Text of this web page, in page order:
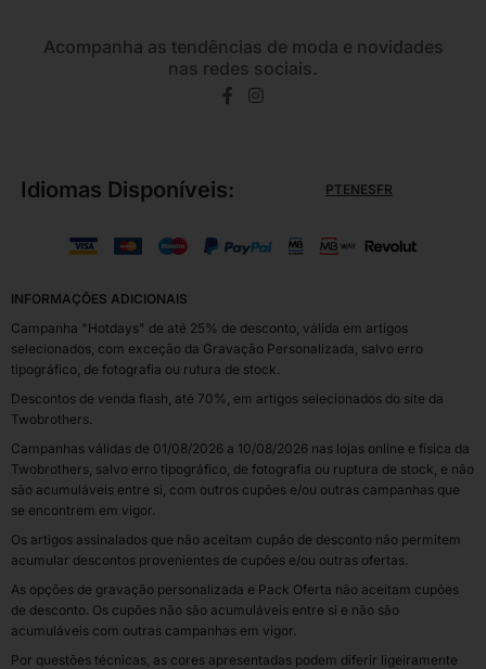
Acompanha as tendências de moda e novidades
nas redes sociais.
Idiomas Disponíveis: PTENESFR
INFORMAÇÕES ADICIONAIS
Campanha "Hotdays" de até 25% de desconto, válida em artigos
selecionados, com exceção da Gravação Personalizada, salvo erro
tipográfico, de fotografia ou rutura de stock.
Descontos de venda flash, até 70%, em artigos selecionados do site da
Twobrothers.
Campanhas válidas de 01/08/2026 a 10/08/2026 nas lojas online e física da
Twobrothers, salvo erro tipográfico, de fotografia ou ruptura de stock, e não
são acumuláveis entre si, com outros cupões e/ou outras campanhas que
se encontrem em vigor.
Os artigos assinalados que não aceitam cupão de desconto não permitem
acumular descontos provenientes de cupões e/ou outras ofertas.
As opções de gravação personalizada e Pack Oferta não aceitam cupões
de desconto. Os cupões não são acumuláveis entre si e não são
acumuláveis com outras campanhas em vigor.
Por questões técnicas, as cores apresentadas podem diferir ligeiramente